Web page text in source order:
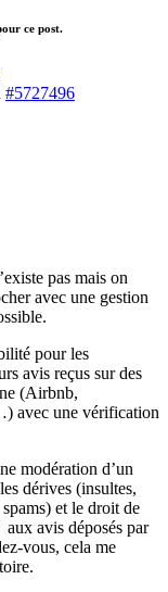
ce post.
#5727496
pas mais on
avec une gestion
pour les
avis reçus sur des
(Airbnb,
avec une vérification
modération d’un
dérives (insultes,
et le droit de
avis déposés par
vous, cela me